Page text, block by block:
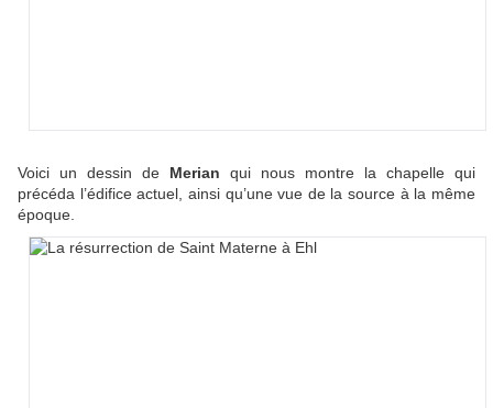
Voici un dessin de Merian qui nous montre la chapelle qui
précéda l’édifice actuel, ainsi qu’une vue de la source à la même
époque.